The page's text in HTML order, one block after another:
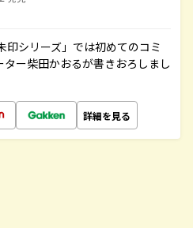
印シリーズ」では初めてのコミ
ー柴田かおるが書きおろしまし
詳細を見る